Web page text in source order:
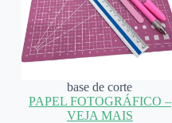
base de corte
PAPEL FOTOGRÁFICO –
VEJA MAIS